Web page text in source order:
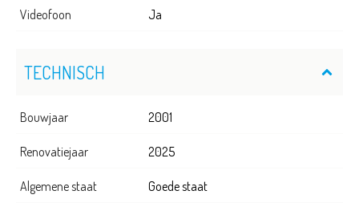
Videofoon Ja
TECHNISCH
Bouwjaar 2001
Renovatiejaar 2025
Algemene staat Goede staat